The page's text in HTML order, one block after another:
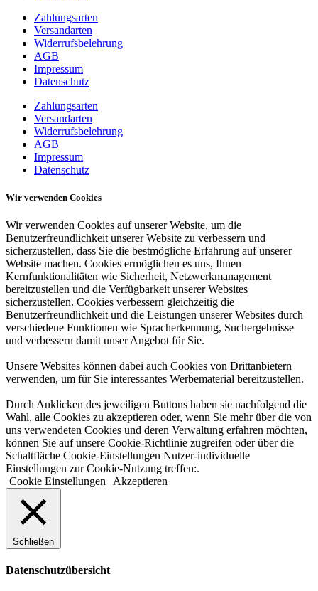
Zahlungsarten
Versandarten
Widerrufsbelehrung
AGB
Impressum
Datenschutz
Zahlungsarten
Versandarten
Widerrufsbelehrung
AGB
Impressum
Datenschutz
Wir verwenden Cookies
Wir verwenden Cookies auf unserer Website, um die
Benutzerfreundlichkeit unserer Website zu verbessern und
sicherzustellen, dass Sie die bestmögliche Erfahrung auf unserer
Website machen. Cookies ermöglichen es uns, Ihnen
Kernfunktionalitäten wie Sicherheit, Netzwerkmanagement
bereitzustellen und die Verfügbarkeit unserer Websites
sicherzustellen. Cookies verbessern gleichzeitig die
Benutzerfreundlichkeit und die Leistungen unserer Websites durch
verschiedene Funktionen wie Spracherkennung, Suchergebnisse
und verbessern damit unser Angebot für Sie.
Unsere Websites können dabei auch Cookies von Drittanbietern
verwenden, um für Sie interessantes Werbematerial bereitzustellen.
Durch Anklicken des jeweiligen Buttons haben sie nachfolgend die
Wahl, alle Cookies zu akzeptieren oder, wenn Sie mehr über die von
uns verwendeten Cookies und deren Verwaltung erfahren möchten,
können Sie auf unsere Cookie-Richtlinie zugreifen oder über die
Schaltfläche Cookie-Einstellungen Nutzer-individuelle
Einstellungen zur Cookie-Nutzung treffen:.
Cookie Einstellungen
Akzeptieren
Schließen
Datenschutzübersicht